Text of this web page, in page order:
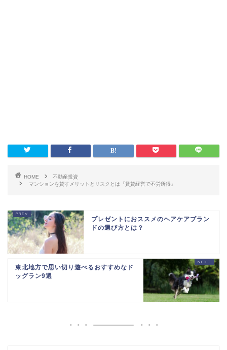
HOME
不動産投資
マンションを貸すメリットとリスクとは『賃貸経営で不労所得』
プレゼントにおススメのヘアケアブラン
ドの選び方とは？
東北地方で思い切り遊べるおすすめなド
ッグラン9選